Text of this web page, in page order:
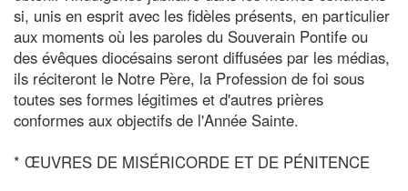
si, unis en esprit avec les fidèles présents, en particulier
aux moments où les paroles du Souverain Pontife ou
des évêques diocésains seront diffusées par les médias,
ils réciteront le Notre Père, la Profession de foi sous
toutes ses formes légitimes et d'autres prières
conformes aux objectifs de l'Année Sainte.
* ŒUVRES DE MISÉRICORDE ET DE PÉNITENCE